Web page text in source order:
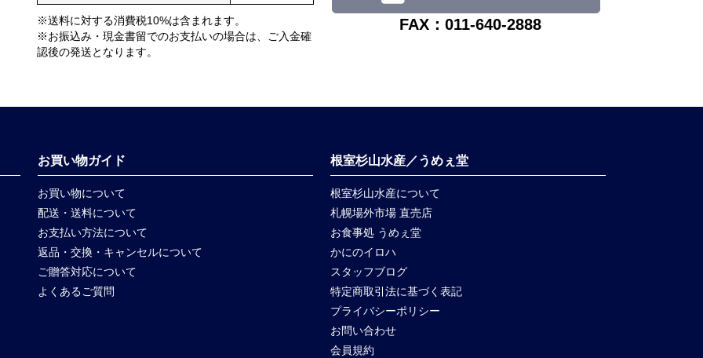
※送料に対する消費税10%は含まれます。
※お振込み・現金書留でのお支払いの場合は、ご入金確
認後の発送となります。
FAX：011-640-2888
お買い物ガイド
お買い物について
配送・送料について
お支払い方法について
返品・交換・キャンセルについて
ご贈答対応について
よくあるご質問
根室杉山水産／うめぇ堂
根室杉山水産について
札幌場外市場 直売店
お食事処 うめぇ堂
かにのイロハ
スタッフブログ
特定商取引法に基づく表記
プライバシーポリシー
お問い合わせ
会員規約